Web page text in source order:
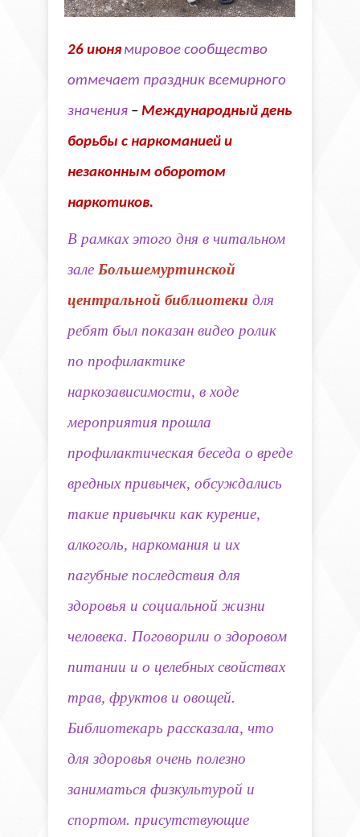
26 июня мировое сообщество
отмечает праздник всемирного
значения – Международный день
борьбы с наркоманией и
незаконным оборотом
наркотиков.
В рамках этого дня в читальном
зале Большемуртинской
центральной библиотеки для
ребят был показан видео ролик
по профилактике
наркозависимости, в ходе
мероприятия прошла
профилактическая беседа о вреде
вредных привычек, обсуждались
такие привычки как курение,
алкоголь, наркомания и их
пагубные последствия для
здоровья и социальной жизни
человека. Поговорили о здоровом
питании и о целебных свойствах
трав, фруктов и овощей.
Библиотекарь рассказала, что
для здоровья очень полезно
заниматься физкультурой и
спортом. присутствующие